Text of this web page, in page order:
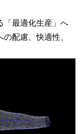
「最適化生産」へ
配慮、快適性、